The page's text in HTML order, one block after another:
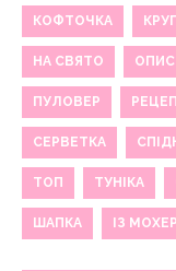
КОФТОЧКА
НА СВЯТО ОПИС
ПУЛОВЕР
СЕРВЕТКА
ТОП ТУНІКА
ШАПКА ІЗ